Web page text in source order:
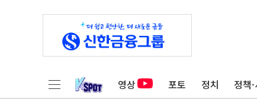
영상 포토 정치 정책